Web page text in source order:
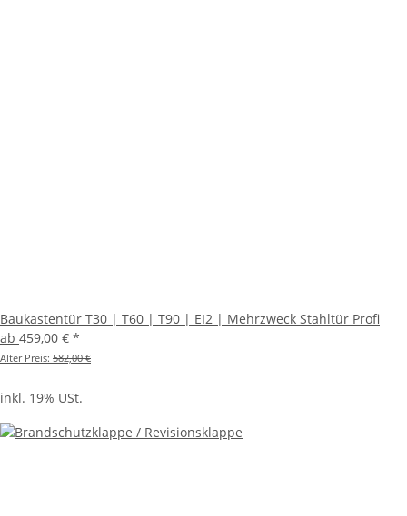
Baukastentür T30 | T60 | T90 | EI2 | Mehrzweck Stahltür Profi
ab 459,00 € *
Alter Preis: 582,00 €
inkl. 19% USt.